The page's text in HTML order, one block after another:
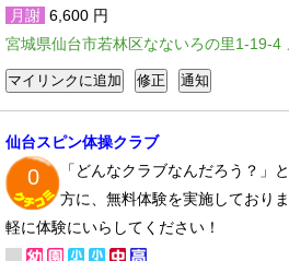
月謝 6,600 円
宮城県仙台市若林区なないろの里1-19-4
仙台スピン体操クラブ
0
「どんなクラブなんだろう？」
方に、無料体験を実施しており
軽に体験にいらしてください！